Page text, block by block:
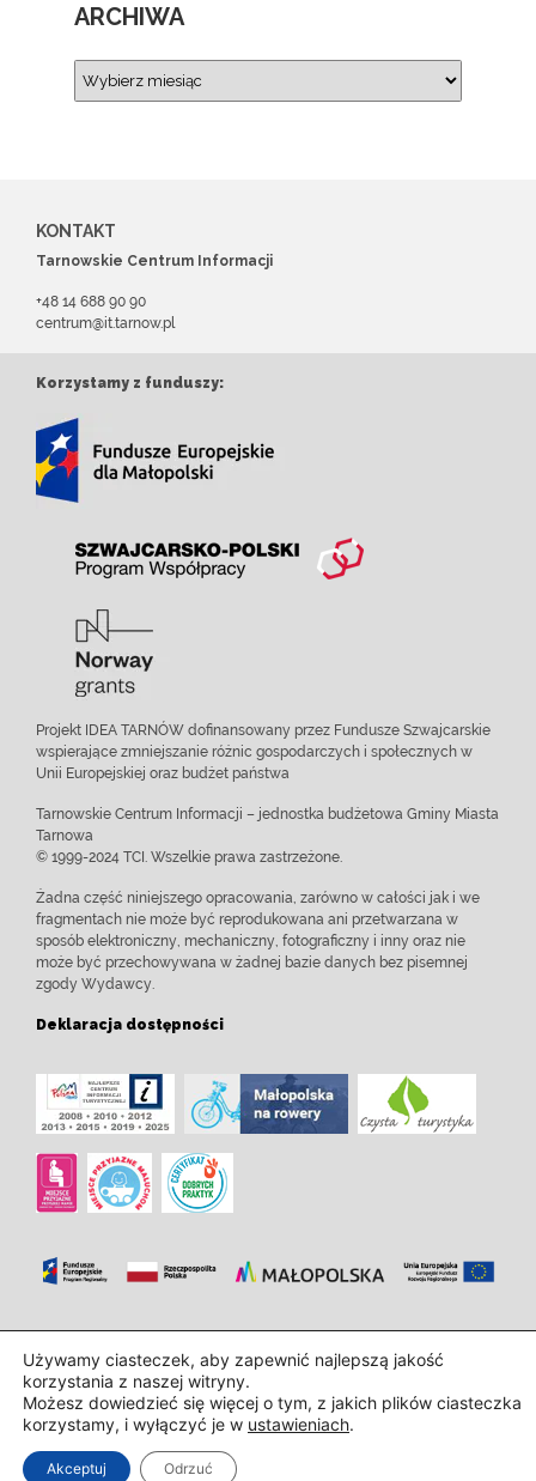
ARCHIWA
KONTAKT
Tarnowskie Centrum Informacji
+48 14 688 90 90
centrum@it.tarnow.pl
Korzystamy z funduszy:
Projekt IDEA TARNÓW dofinansowany przez Fundusze Szwajcarskie
wspierające zmniejszanie różnic gospodarczych i społecznych w
Unii Europejskiej oraz budżet państwa
Tarnowskie Centrum Informacji – jednostka budżetowa Gminy Miasta
Tarnowa
© 1999-2024 TCI. Wszelkie prawa zastrzeżone.
Żadna część niniejszego opracowania, zarówno w całości jak i we
fragmentach nie może być reprodukowana ani przetwarzana w
sposób elektroniczny, mechaniczny, fotograficzny i inny oraz nie
może być przechowywana w żadnej bazie danych bez pisemnej
zgody Wydawcy.
Deklaracja dostępności
Używamy ciasteczek, aby zapewnić najlepszą jakość
korzystania z naszej witryny.
Możesz dowiedzieć się więcej o tym, z jakich plików ciasteczka
korzystamy, i wyłączyć je w ustawieniach.
Akceptuj Odrzuć